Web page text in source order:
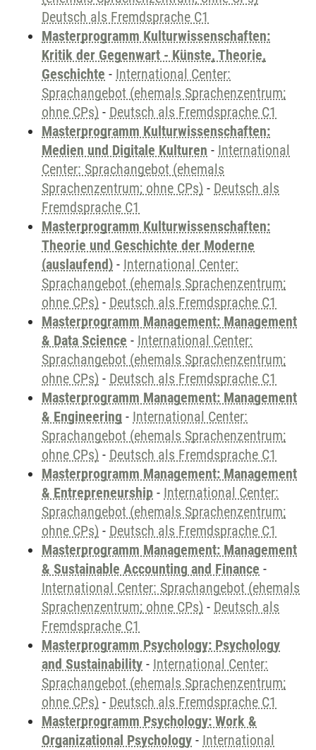
Deutsch als Fremdsprache C1
Masterprogramm Kulturwissenschaften:
Kritik der Gegenwart - Künste, Theorie,
Geschichte - International Center:
Sprachangebot (ehemals Sprachenzentrum;
ohne CPs) - Deutsch als Fremdsprache C1
Masterprogramm Kulturwissenschaften:
Medien und Digitale Kulturen - International
Center: Sprachangebot (ehemals
Sprachenzentrum; ohne CPs) - Deutsch als
Fremdsprache C1
Masterprogramm Kulturwissenschaften:
Theorie und Geschichte der Moderne
(auslaufend) - International Center:
Sprachangebot (ehemals Sprachenzentrum;
ohne CPs) - Deutsch als Fremdsprache C1
Masterprogramm Management: Management
& Data Science - International Center:
Sprachangebot (ehemals Sprachenzentrum;
ohne CPs) - Deutsch als Fremdsprache C1
Masterprogramm Management: Management
& Engineering - International Center:
Sprachangebot (ehemals Sprachenzentrum;
ohne CPs) - Deutsch als Fremdsprache C1
Masterprogramm Management: Management
& Entrepreneurship - International Center:
Sprachangebot (ehemals Sprachenzentrum;
ohne CPs) - Deutsch als Fremdsprache C1
Masterprogramm Management: Management
& Sustainable Accounting and Finance -
International Center: Sprachangebot (ehemals
Sprachenzentrum; ohne CPs) - Deutsch als
Fremdsprache C1
Masterprogramm Psychology: Psychology
and Sustainability - International Center:
Sprachangebot (ehemals Sprachenzentrum;
ohne CPs) - Deutsch als Fremdsprache C1
Masterprogramm Psychology: Work &
Organizational Psychology - International